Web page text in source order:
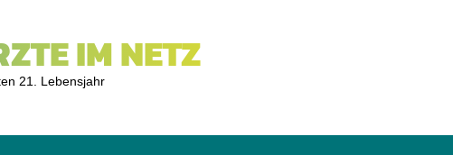
IM NETZ
21. Lebensjahr